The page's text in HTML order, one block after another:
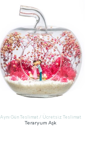
Aynı Gün Teslimat / Ücretsiz Teslimat
Teraryum Aşk